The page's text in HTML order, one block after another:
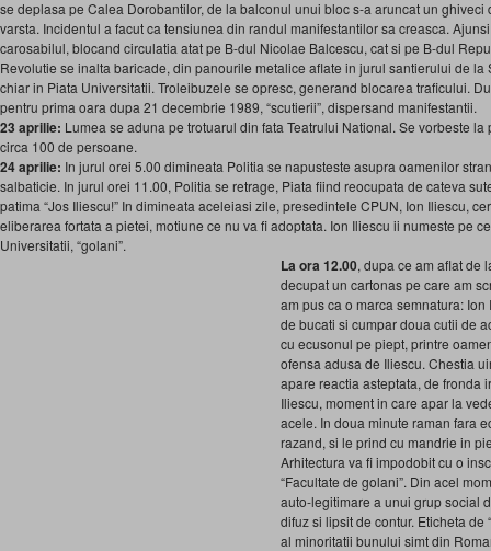
se deplasa pe Calea Dorobantilor, de la balconul unui bloc s-a aruncat un ghiveci
varsta. Incidentul a facut ca tensiunea din randul manifestantilor sa creasca.
carosabilul, blocand circulatia atat pe B-dul Nicolae Balcescu, cat si pe B-dul
Revolutie se inalta baricade, din panourile metalice aflate in jurul santierului de
chiar in Piata Universitatii. Troleibuzele se opresc, generand blocarea traficului.
pentru prima oara dupa 21 decembrie 1989, “scutierii”, dispersand manifestantii.
23 aprilie: Lumea se aduna pe trotuarul din fata Teatrului National. Se vorbeste
circa 100 de persoane.
24 aprilie: In jurul orei 5.00 dimineata Politia se napusteste asupra oamenilor
salbaticie. In jurul orei 11.00, Politia se retrage, Piata fiind reocupata de cateva
patima “Jos Iliescu!” In dimineata aceleiasi zile, presedintele CPUN, Ion Iliescu,
eliberarea fortata a pietei, motiune ce nu va fi adoptata. Ion Iliescu ii numeste pe
Universitatii, “golani”.
La ora 12.00, dupa ce am aflat de
decupat un cartonas pe care am
am pus ca o marca semnatura:
de bucati si cumpar doua cutii de
cu ecusonul pe piept, printre
ofensa adusa de Iliescu. Chestia
apare reactia asteptata, de fronda
Iliescu, moment in care apar la
acele. In doua minute raman fara
razand, si le prind cu mandrie in
Arhitectura va fi impodobit cu o
“Facultate de golani”. Din acel
auto-legitimare a unui grup social
difuz si lipsit de contur. Eticheta
al minoritatii bunului simt din